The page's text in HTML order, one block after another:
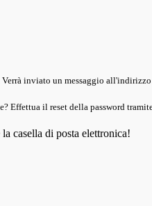
Verrà inviato un messaggio
Effettua il reset della password
casella di posta elettronica!